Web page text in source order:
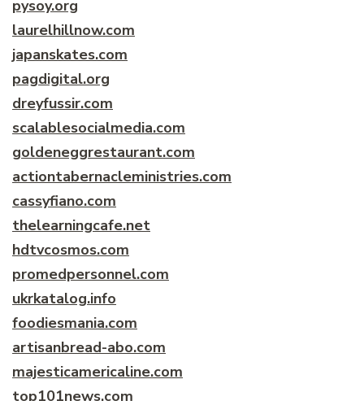
pysoy.org
laurelhillnow.com
japanskates.com
pagdigital.org
dreyfussir.com
scalablesocialmedia.com
goldeneggrestaurant.com
actiontabernacleministries.com
cassyfiano.com
thelearningcafe.net
hdtvcosmos.com
promedpersonnel.com
ukrkatalog.info
foodiesmania.com
artisanbread-abo.com
majesticamericaline.com
top101news.com